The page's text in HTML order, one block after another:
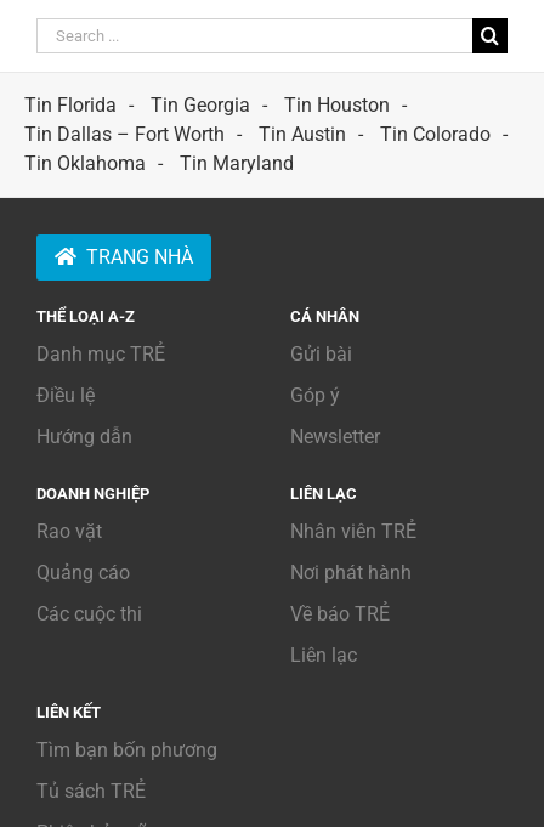
Search
for:
Tin Florida
Tin Georgia
Tin Houston
Tin Dallas – Fort Worth
Tin Austin
Tin Colorado
Tin Oklahoma
Tin Maryland
TRANG NHÀ
THỂ LOẠI A-Z
Danh mục TRẺ
Điều lệ
Hướng dẫn
CÁ NHÂN
Gửi bài
Góp ý
Newsletter
DOANH NGHIỆP
Rao vặt
Quảng cáo
Các cuộc thi
LIÊN LẠC
Nhân viên TRẺ
Nơi phát hành
Về báo TRẺ
Liên lạc
LIÊN KẾT
Tìm bạn bốn phương
Tủ sách TRẺ